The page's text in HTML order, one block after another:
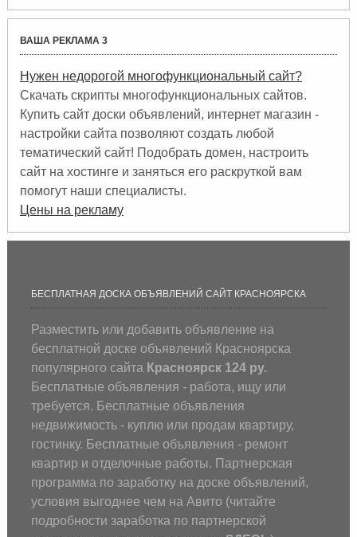
ВАША РЕКЛАМА 3
Нужен недорогой многофункциональный сайт?
Скачать скрипты многофункциональных сайтов.
Купить сайт доски объявлений, интернет магазин -
настройки сайта позволяют создать любой
тематический сайт! Подобрать домен, настроить
сайт на хостинге и заняться его раскруткой вам
помогут наши специалисты.
Цены на рекламу
БЕСПЛАТНАЯ ДОСКА ОБЪЯВЛЕНИЙ САЙТ КРАСНОЯРСКА
Разместить или добавить объявление на
бесплатной доске объявлений Красноярска
популярного сайта Красноярск 124 ру.
Бесплатные объявления - работа, ищу или
требуется. Бесплатные объявления
недвижимость - куплю или продам квартиру,
гостинку. Бесплатные объявления - ремонт
квартир и отделочные работы. Партнерская
программа по заработку на доске объявлений,
условия выгоднее чем на Авито (читайте
подробности заработка по партнерской